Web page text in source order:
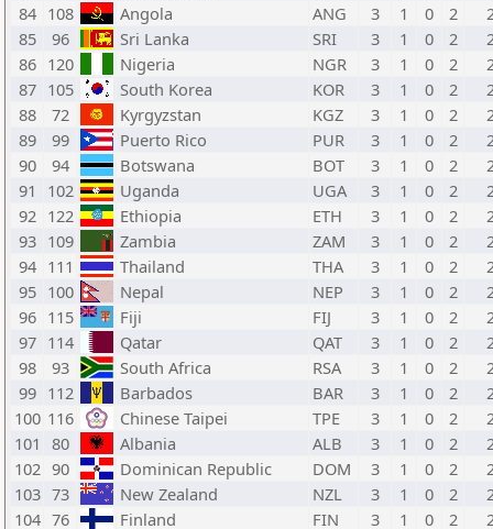
84 108 Angola ANG 3 1 0 2
85
96 Sri Lanka SRI 3 1 0 2
86 120 Nigeria NGR 3 1 0 2
87 105 South Korea KOR 3 1 0 2
88
72 Kyrgyzstan KGZ 3 1 0 2
89
99 Puerto Rico PUR 3 1 0 2
90
94 Botswana BOT 3 1 0 2
91
102 Uganda UGA 3 1 0 2
92 122 Ethiopia ETH 3 1 0 2
93 109 Zambia ZAM 3 1 0 2
94 111 Thailand THA 3 1 0 2
95 100 Nepal NEP 3 1 0 2
96 115 Fiji FIJ 3 1 0 2
97 114 Qatar QAT 3 1 0 2
98
93 South Africa RSA 3 1 0 2
99 112 Barbados BAR 3 1 0 2
100 116 Chinese Taipei TPE 3 1 0 2
101 80 Albania ALB 3 1 0 2
102 90 Dominican Republic DOM 3 1 0 2
103 73 New Zealand NZL 3 1 0 2
104 76 Finland FIN 3 1 0 2